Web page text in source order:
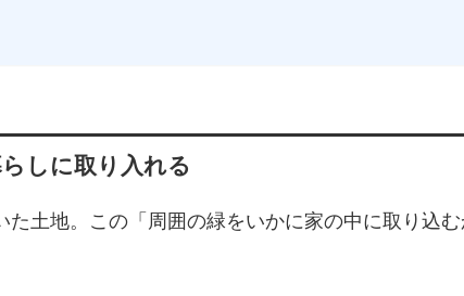
しに取り入れる
土地。この「周囲の緑をいかに家の中に取り込